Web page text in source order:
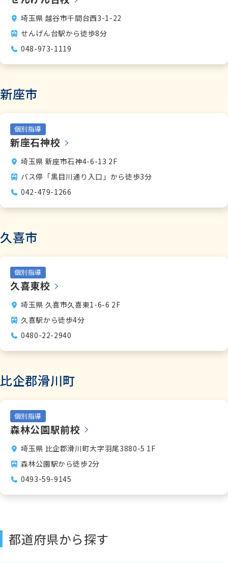
埼玉県 越谷市千間台西3-1-22
せんげん台駅から徒歩8分
048-973-1119
新座市
個別指導
新座石神校
埼玉県 新座市石神4-6-13 2F
バス停「黒目川通り入口」から徒歩3分
042-479-1266
久喜市
個別指導
久喜東校
埼玉県 久喜市久喜東1-6-6 2F
久喜駅から徒歩4分
0480-22-2940
比企郡滑川町
個別指導
森林公園駅前校
埼玉県 比企郡滑川町大字羽尾3880-5 1F
森林公園駅から徒歩2分
0493-59-9145
都道府県から探す